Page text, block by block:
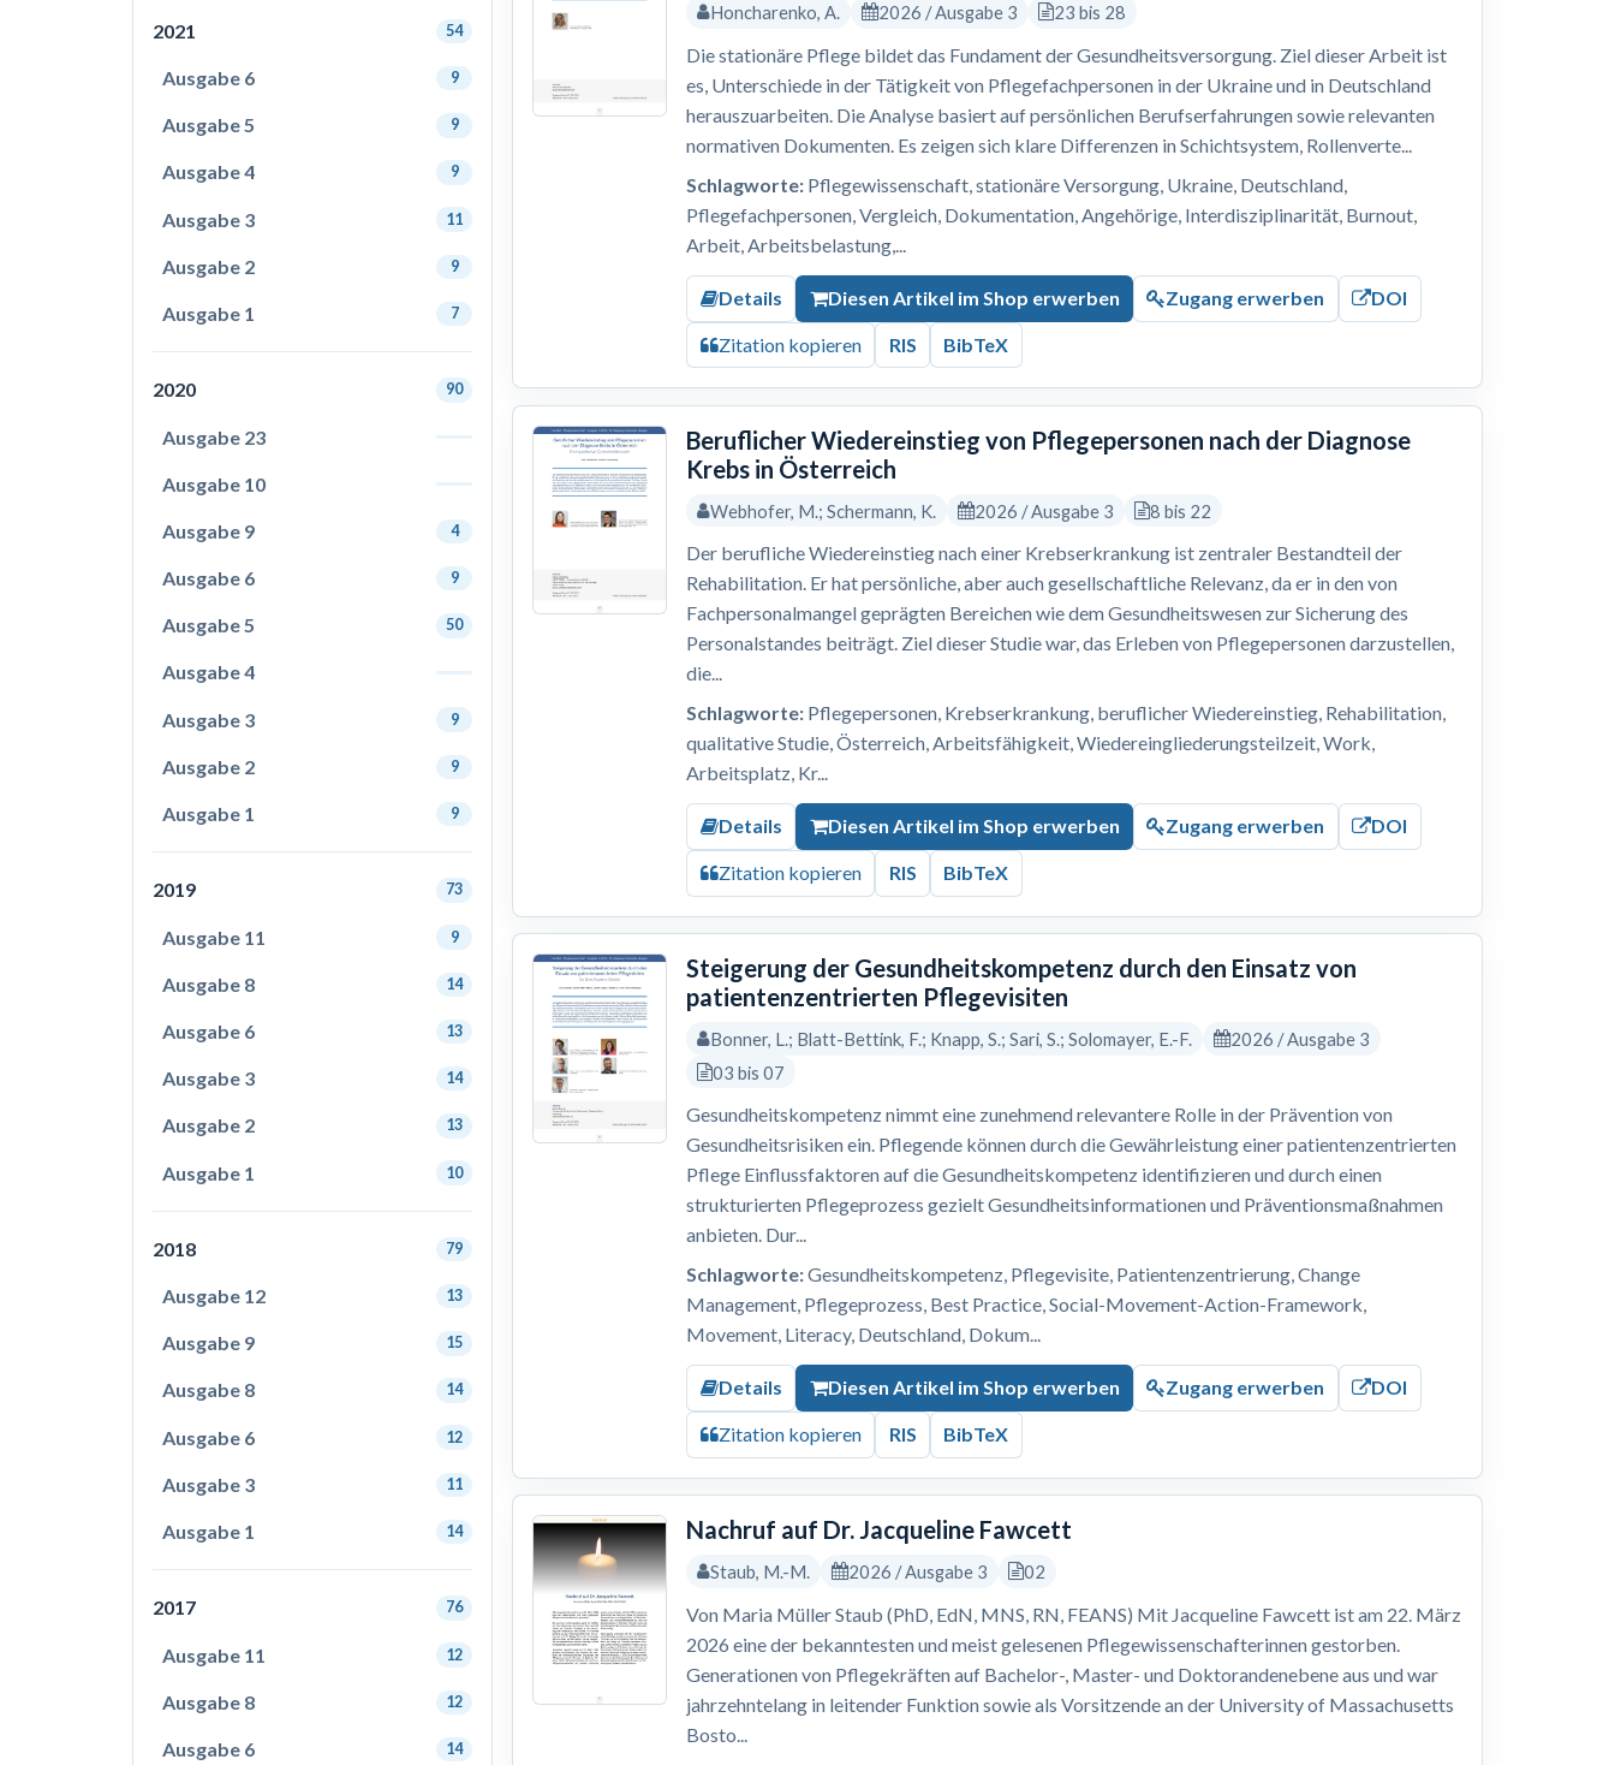
2021 54
Ausgabe 6 9
Ausgabe 5 9
Ausgabe 4 9
Ausgabe 3 11
Ausgabe 2 9
Ausgabe 1 7
2020 90
Ausgabe 23
Ausgabe 10
Ausgabe 9 4
Ausgabe 6 9
Ausgabe 5 50
Ausgabe 4
Ausgabe 3 9
Ausgabe 2 9
Ausgabe 1 9
2019 73
Ausgabe 11 9
Ausgabe 8 14
Ausgabe 6 13
Ausgabe 3 14
Ausgabe 2 13
Ausgabe 1 10
2018 79
Ausgabe 12 13
Ausgabe 9 15
Ausgabe 8 14
Ausgabe 6 12
Ausgabe 3 11
Ausgabe 1 14
2017 76
Ausgabe 11 12
Ausgabe 8 12
Ausgabe 6 14
Honcharenko, A. 2026 / Ausgabe 3 23 bis 28
Die stationäre Pflege bildet das Fundament der Gesundheitsversorgung. Ziel dieser Arbeit ist
es, Unterschiede in der Tätigkeit von Pflegefachpersonen in der Ukraine und in Deutschland
herauszuarbeiten. Die Analyse basiert auf persönlichen Berufserfahrungen sowie relevanten
normativen Dokumenten. Es zeigen sich klare Differenzen in Schichtsystem, Rollenverte...
Schlagworte: Pflegewissenschaft, stationäre Versorgung, Ukraine, Deutschland,
Pflegefachpersonen, Vergleich, Dokumentation, Angehörige, Interdisziplinarität, Burnout,
Arbeit, Arbeitsbelastung,...
Details Diesen Artikel im Shop erwerben Zugang erwerben DOI
Zitation kopieren RIS BibTeX
Beruflicher Wiedereinstieg von Pflegepersonen nach der Diagnose
Krebs in Österreich
Webhofer, M.; Schermann, K. 2026 / Ausgabe 3 8 bis 22
Der berufliche Wiedereinstieg nach einer Krebserkrankung ist zentraler Bestandteil der
Rehabilitation. Er hat persönliche, aber auch gesellschaftliche Relevanz, da er in den von
Fachpersonalmangel geprägten Bereichen wie dem Gesundheitswesen zur Sicherung des
Personalstandes beiträgt. Ziel dieser Studie war, das Erleben von Pflegepersonen darzustellen,
die...
Schlagworte: Pflegepersonen, Krebserkrankung, beruflicher Wiedereinstieg, Rehabilitation,
qualitative Studie, Österreich, Arbeitsfähigkeit, Wiedereingliederungsteilzeit, Work,
Arbeitsplatz, Kr...
Details Diesen Artikel im Shop erwerben Zugang erwerben DOI
Zitation kopieren RIS BibTeX
Steigerung der Gesundheitskompetenz durch den Einsatz von
patientenzentrierten Pflegevisiten
Bonner, L.; Blatt-Bettink, F.; Knapp, S.; Sari, S.; Solomayer, E.-F.
2026 / Ausgabe 3
03 bis 07
Gesundheitskompetenz nimmt eine zunehmend relevantere Rolle in der Prävention von
Gesundheitsrisiken ein. Pflegende können durch die Gewährleistung einer patientenzentrierten
Pflege Einflussfaktoren auf die Gesundheitskompetenz identifizieren und durch einen
strukturierten Pflegeprozess gezielt Gesundheitsinformationen und Präventionsmaßnahmen
anbieten. Dur...
Schlagworte:Gesundheitskompetenz, Pflegevisite, Patientenzentrierung, Change
Management, Pflegeprozess, Best Practice, Social-Movement-Action-Framework,
Movement, Literacy, Deutschland, Dokum...
Details Diesen Artikel im Shop erwerben Zugang erwerben DOI
Zitation kopieren RIS BibTeX
Nachruf auf Dr. Jacqueline Fawcett
Staub, M.-M. 2026 / Ausgabe 3 02
Von Maria Müller Staub (PhD, EdN, MNS, RN, FEANS) Mit Jacqueline Fawcett ist am 22. März
2026 eine der bekanntesten und meist gelesenen Pflegewissenschafterinnen gestorben.
Generationen von Pflegekräften auf Bachelor-, Master- und Doktorandenebene aus und war
jahrzehntelang in leitender Funktion sowie als Vorsitzende an der University of Massachusetts
Bosto...